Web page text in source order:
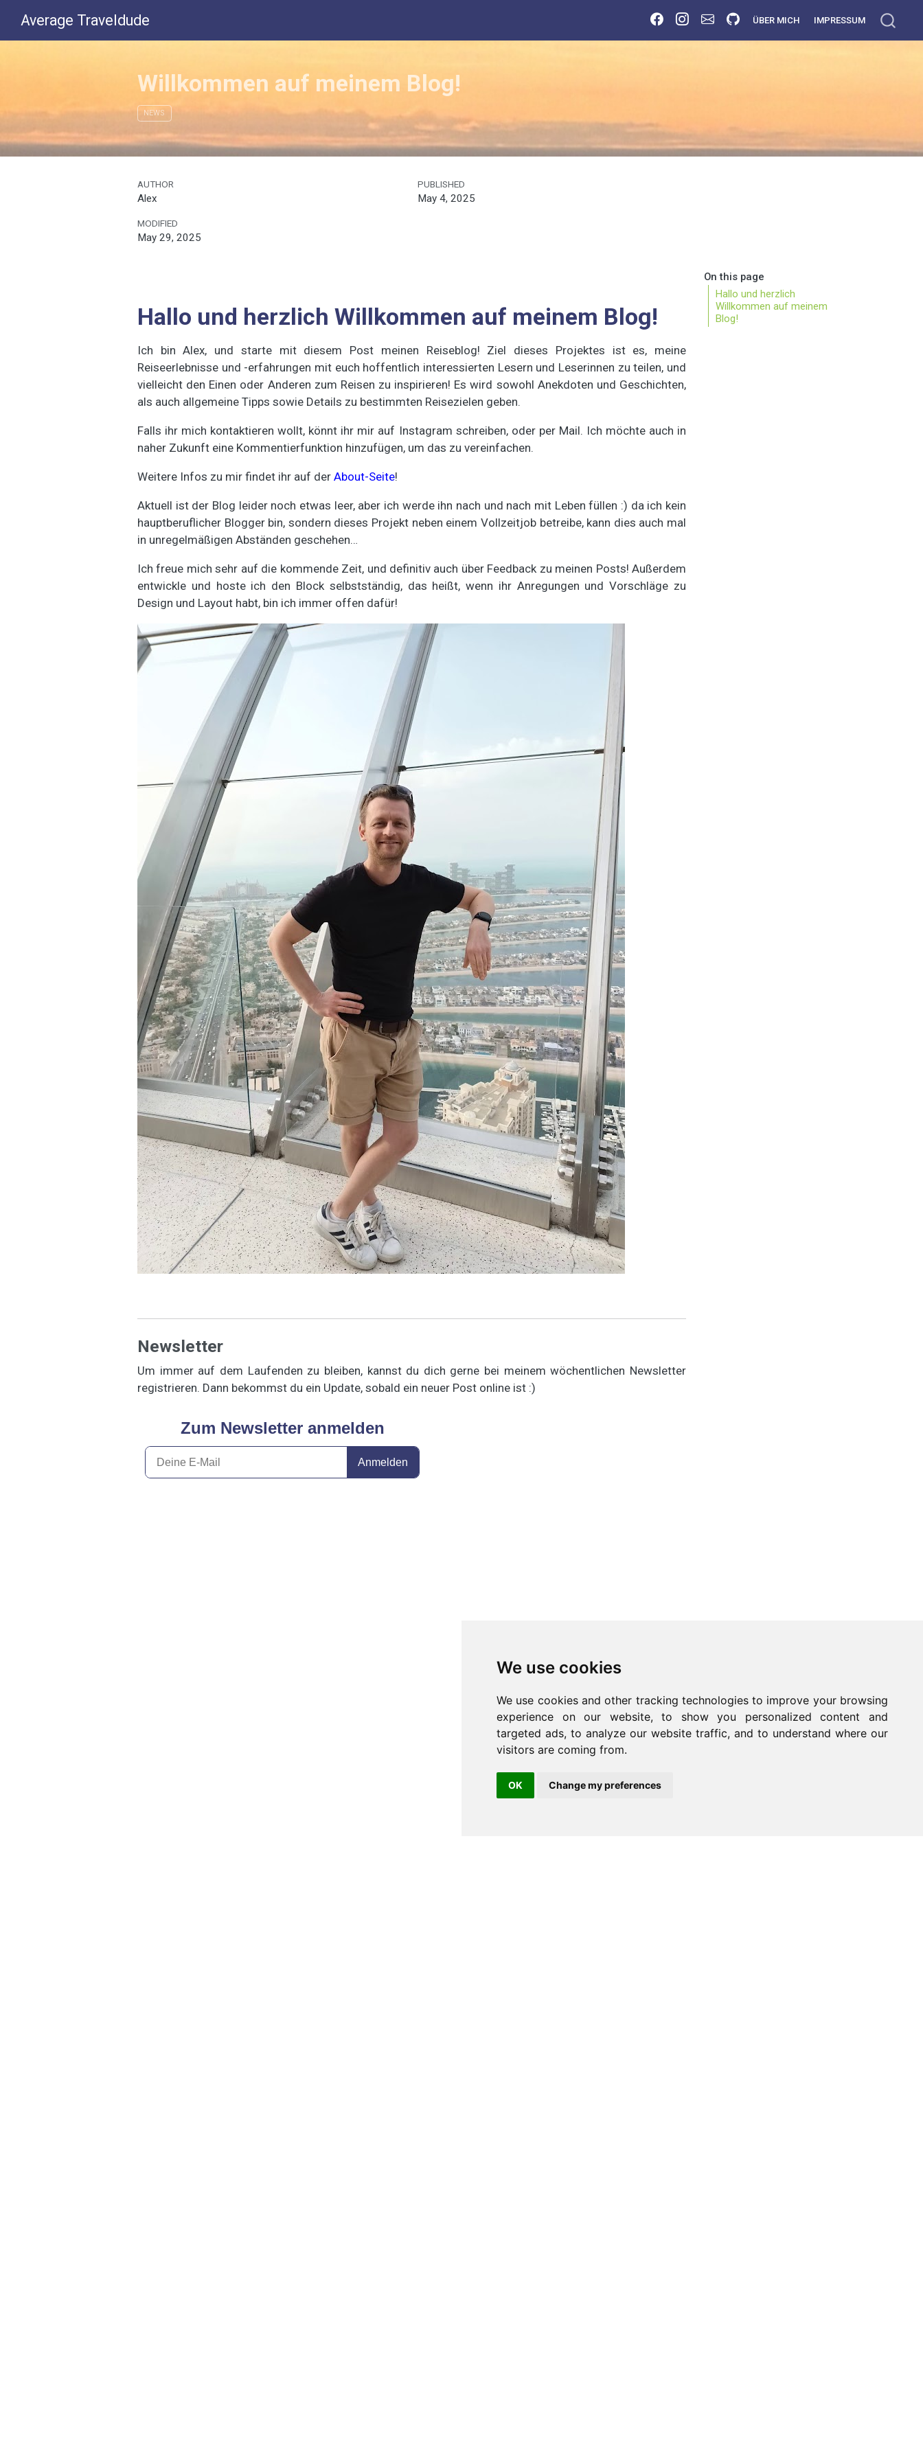
We use cookies
We use cookies and other tracking technologies to improve your browsing
experience on our website, to show you personalized content and
targeted ads, to analyze our website traffic, and to understand where our
visitors are coming from.
OK Change my preferences
Average Traveldude ÜBER MICH IMPRESSUM
Willkommen auf meinem Blog!
NEWS
AUTHOR
Alex
PUBLISHED
May 4, 2025
MODIFIED
May 29, 2025
On this page
Hallo und herzlich
Willkommen auf meinem
Blog!
Hallo und herzlich Willkommen auf meinem Blog!
Ich bin Alex, und starte mit diesem Post meinen Reiseblog! Ziel dieses Projektes ist es, meine
Reiseerlebnisse und -erfahrungen mit euch hoffentlich interessierten Lesern und Leserinnen zu teilen, und
vielleicht den Einen oder Anderen zum Reisen zu inspirieren! Es wird sowohl Anekdoten und Geschichten,
als auch allgemeine Tipps sowie Details zu bestimmten Reisezielen geben.
Falls ihr mich kontaktieren wollt, könnt ihr mir auf Instagram schreiben, oder per Mail. Ich möchte auch in
naher Zukunft eine Kommentierfunktion hinzufügen, um das zu vereinfachen.
Weitere Infos zu mir findet ihr auf der About-Seite!
Aktuell ist der Blog leider noch etwas leer, aber ich werde ihn nach und nach mit Leben füllen :) da ich kein
hauptberuflicher Blogger bin, sondern dieses Projekt neben einem Vollzeitjob betreibe, kann dies auch mal
in unregelmäßigen Abständen geschehen…
Ich freue mich sehr auf die kommende Zeit, und definitiv auch über Feedback zu meinen Posts! Außerdem
entwickle und hoste ich den Block selbstständig, das heißt, wenn ihr Anregungen und Vorschläge zu
Design und Layout habt, bin ich immer offen dafür!